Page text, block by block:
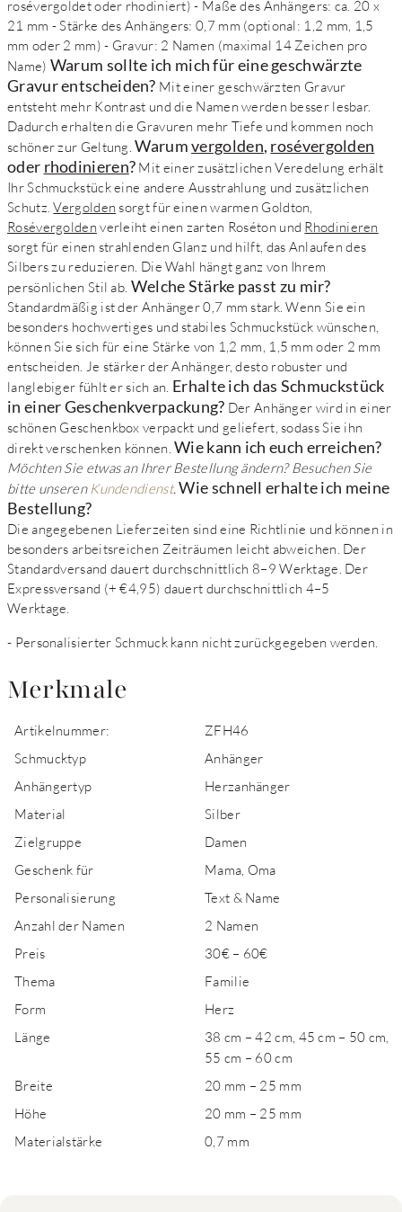
rosévergoldet oder rhodiniert) - Maße des Anhängers: ca. 20 x
21 mm - Stärke des Anhängers: 0,7 mm (optional: 1,2 mm, 1,5
mm oder 2 mm) - Gravur: 2 Namen (maximal 14 Zeichen pro
Name) Warum sollte ich mich für eine geschwärzte
Gravur entscheiden? Mit einer geschwärzten Gravur
entsteht mehr Kontrast und die Namen werden besser lesbar.
Dadurch erhalten die Gravuren mehr Tiefe und kommen noch
schöner zur Geltung.Warumvergolden, rosévergolden
oder rhodinieren? Mit einer zusätzlichen Veredelung erhält
Ihr Schmuckstück eine andere Ausstrahlung und zusätzlichen
Schutz.Vergolden sorgt für einen warmen Goldton,
Rosévergolden verleiht einen zarten Roséton und Rhodinieren
sorgt für einen strahlenden Glanz und hilft, das Anlaufen des
Silbers zu reduzieren. Die Wahl hängt ganz von Ihrem
persönlichen Stil ab. Welche Stärke passt zu mir?
Standardmäßig ist der Anhänger 0,7 mm stark. Wenn Sie ein
besonders hochwertiges und stabiles Schmuckstück wünschen,
können Sie sich für eine Stärke von 1,2 mm, 1,5 mm oder 2 mm
entscheiden. Je stärker der Anhänger, desto robuster und
langlebiger fühlt er sich an. Erhalte ich das Schmuckstück
in einer Geschenkverpackung? Der Anhänger wird in einer
schönen Geschenkbox verpackt und geliefert, sodass Sie ihn
direkt verschenken können.Wie kann ich euch erreichen?
Möchten Sie etwas an Ihrer Bestellung ändern? Besuchen Sie
bitte unseren Kundendienst. Wie schnell erhalte ich meine
Bestellung?
Die angegebenen Lieferzeiten sind eine Richtlinie und können in
besonders arbeitsreichen Zeiträumen leicht abweichen. Der
Standardversand dauert durchschnittlich 8–9 Werktage. Der
Expressversand (+ €4,95) dauert durchschnittlich 4–5
Werktage.
- Personalisierter Schmuck kann nicht zurückgegeben werden.
Merkmale
Artikelnummer:
ZFH46
Schmucktyp
Anhänger
Anhängertyp
Herzanhänger
Material
Silber
Zielgruppe
Damen
Geschenk für
Mama, Oma
Personalisierung
Text & Name
Anzahl der Namen
2 Namen
Preis
30€ – 60€
Thema
Familie
Form
Herz
Länge
38 cm – 42 cm, 45 cm – 50 cm,
55 cm – 60 cm
Breite
20 mm – 25 mm
Höhe
20 mm – 25 mm
Materialstärke
0,7 mm